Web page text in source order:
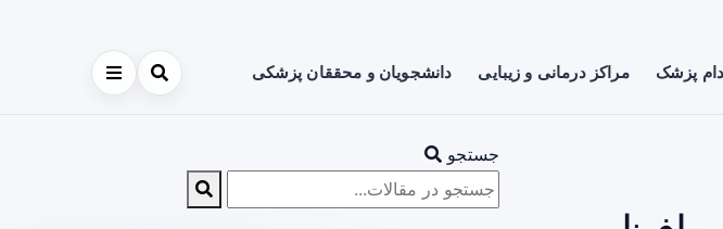
پزشک مراکز درمانی و زیبایی دانشجویان و محققان پزشکی
جستجو